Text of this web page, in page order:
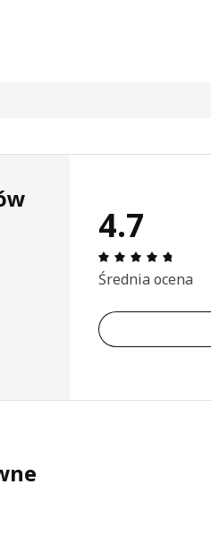
4.7
Średnia ocena